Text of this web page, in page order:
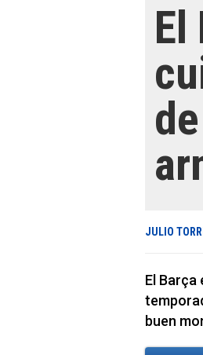
El
JULIO
El
buen